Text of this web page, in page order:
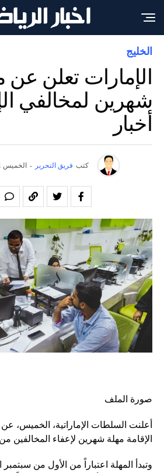
الخليج
الإمارات تعلن عن
شهرين لمخالفي
أخبار
كتب فريق التحرير - الخميس 01 أغسطس 5:17 م
صورة الملف
أعلنت السلطات الإماراتية، الخميس،
الإقامة مهلة شهرين لإعفاء المخالفين
وتبدأ المهلة اعتباراً من الأول من سبتمبر